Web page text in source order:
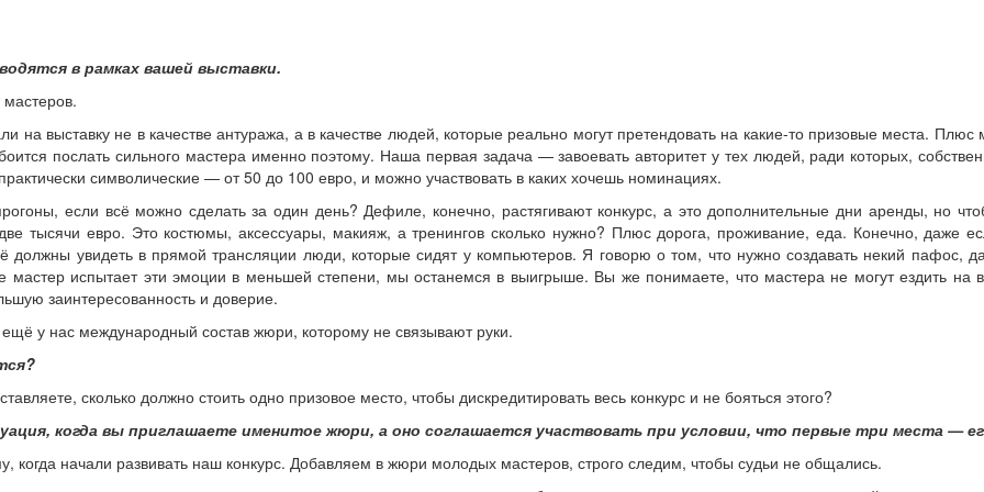
в рамках вашей выставки.
на выставку не в качестве антуража, а в качестве людей, которые реально могут претендовать на какие-то призовые места. Плюс
послать сильного мастера именно поэтому. Наша первая задача — завоевать авторитет у тех людей, ради которых,
символические — от 50 до 100 евро, и можно участвовать в каких хочешь номинациях.
если всё можно сделать за один день? Дефиле, конечно, растягивают конкурс, а это дополнительные дни аренды, но
тысячи евро. Это костюмы, аксессуары, макияж, а тренингов сколько нужно? Плюс дорога, проживание, еда. Конечно, даже
должны увидеть в прямой трансляции люди, которые сидят у компьютеров. Я говорю о том, что нужно создавать некий пафос,
мастер испытает эти эмоции в меньшей степени, мы останемся в выигрыше. Вы же понимаете, что мастера не могут ездить на
заинтересованность и доверие.
у нас международный состав жюри, которому не связывают руки.
сколько должно стоить одно призовое место, чтобы дискредитировать весь конкурс и не бояться этого?
когда вы приглашаете именитое жюри, а оно соглашается участвовать при условии, что первые три места —
когда начали развивать наш конкурс. Добавляем в жюри молодых мастеров, строго следим, чтобы судьи не общались.